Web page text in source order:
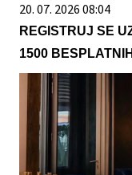
20. 07. 2026 08:04
REGISTRUJ SE
1500